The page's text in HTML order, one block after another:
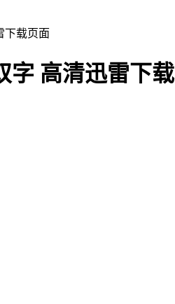
下载页面
字 高清迅雷下载